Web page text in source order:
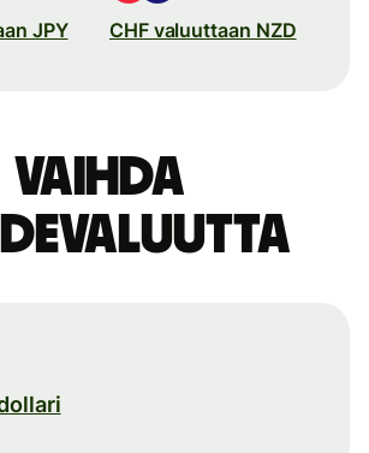
JPY CHF valuuttaan NZD
Vaihda